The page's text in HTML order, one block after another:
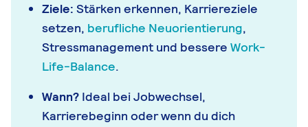
Ziele: Stärken erkennen, Karriereziele
setzen, berufliche Neuorientierung,
Stressmanagement und bessere Work-
Life-Balance.
Wann?Ideal bei Jobwechsel,
Karrierebeginn oder wenn du dich